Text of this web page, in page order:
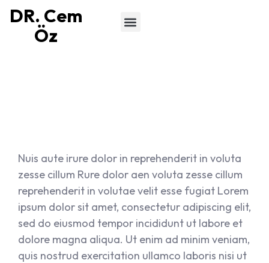
DR. Cem
Öz
Nuis aute irure dolor in reprehenderit in voluta
zesse cillum Rure dolor aen voluta zesse cillum
reprehenderit in volutae velit esse fugiat Lorem
ipsum dolor sit amet, consectetur adipiscing elit,
sed do eiusmod tempor incididunt ut labore et
dolore magna aliqua. Ut enim ad minim veniam,
quis nostrud exercitation ullamco laboris nisi ut